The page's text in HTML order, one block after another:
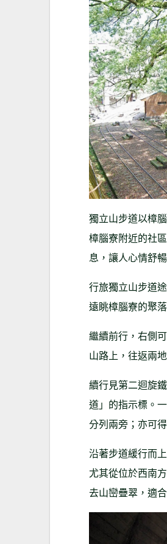
獨立山步道以樟
樟腦寮附近的社
息，讓人心情舒
行旅獨立山步道
遠眺樟腦寮的聚
繼續前行，右側
山路上，往返兩
續行見第二迴旋
道」的指示標。
分列兩旁；亦可
沿著步道緩行而
尤其從位於西南
去山巒疊翠，適